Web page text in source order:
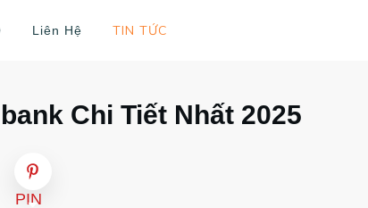
Liên Hệ TIN TỨC
Chi Tiết Nhất 2025
PIN